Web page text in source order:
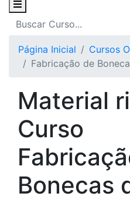
Página Inicial
Cursos
Fabricação de
Material
Curso
Bonecas